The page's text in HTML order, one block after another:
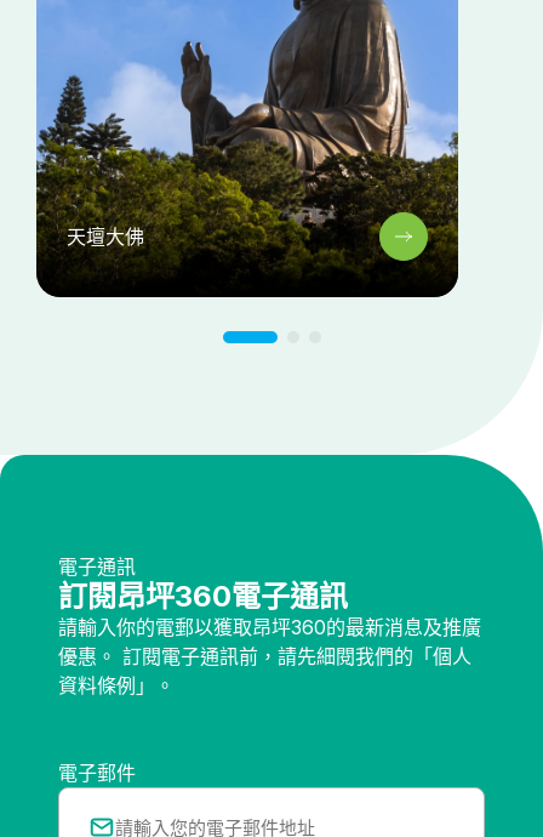
天壇大佛
電子通訊
訂閱昂坪360電子通訊
請輸入你的電郵以獲取昂坪360的最新消息及推廣
優惠。 訂閱電子通訊前，請先細閱我們的「個人
資料條例」。
電子郵件